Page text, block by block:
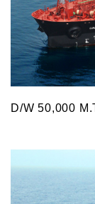
D/W 50,000